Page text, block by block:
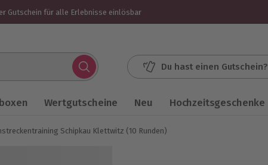
Gutschein für alle Erlebnisse einlösbar
Du hast einen Gutschein?
Wertgutscheine Neu Hochzeitsgeschenke
Schipkau Klettwitz (10 Runden)